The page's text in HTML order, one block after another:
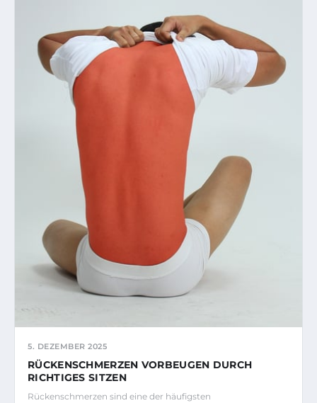
5. DEZEMBER 2025
RÜCKENSCHMERZEN VORBEUGEN DURCH
RICHTIGES SITZEN
Rückenschmerzen sind eine der häufigsten